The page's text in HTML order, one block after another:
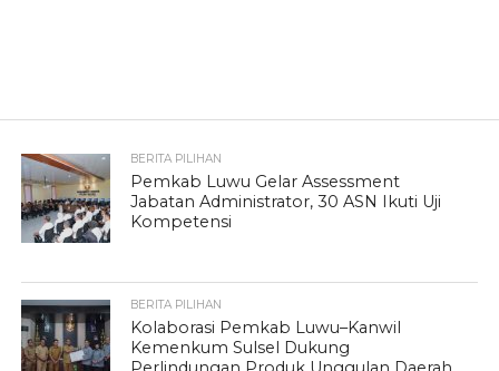
BERITA PILIHAN
Pemkab Luwu Gelar Assessment
Jabatan Administrator, 30 ASN Ikuti Uji
Kompetensi
BERITA PILIHAN
Kolaborasi Pemkab Luwu–Kanwil
Kemenkum Sulsel Dukung